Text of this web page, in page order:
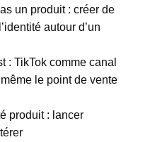
un produit : créer de
autour d’un
: TikTok comme canal
le point de vente
produit : lancer